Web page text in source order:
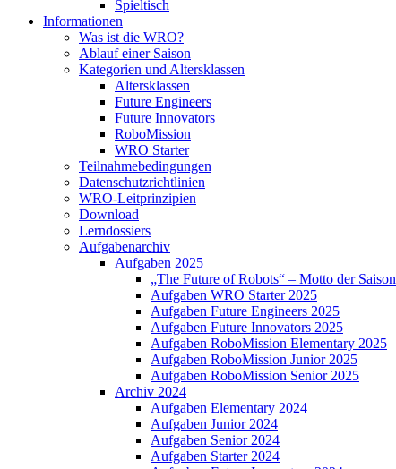
Spieltisch
Informationen
Was ist die WRO?
Ablauf einer Saison
Kategorien und Altersklassen
Altersklassen
Future Engineers
Future Innovators
RoboMission
WRO Starter
Teilnahmebedingungen
Datenschutzrichtlinien
WRO-Leitprinzipien
Download
Lerndossiers
Aufgabenarchiv
Aufgaben 2025
„The Future of Robots“ – Motto der Saison
Aufgaben WRO Starter 2025
Aufgaben Future Engineers 2025
Aufgaben Future Innovators 2025
Aufgaben RoboMission Elementary 2025
Aufgaben RoboMission Junior 2025
Aufgaben RoboMission Senior 2025
Archiv 2024
Aufgaben Elementary 2024
Aufgaben Junior 2024
Aufgaben Senior 2024
Aufgaben Starter 2024